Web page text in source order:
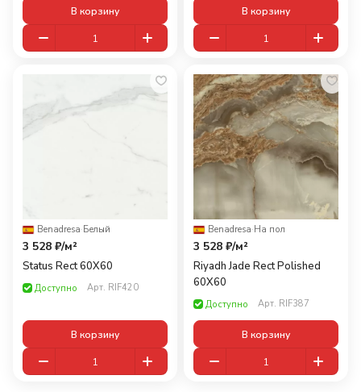
В корзину В корзину
Benadresa·Белый
3 528 ₽/м²
Status Rect 60X60
Доступно Арт. RIF420
В корзину
Benadresa·На пол
3 528 ₽/м²
Riyadh Jade Rect Polished
60X60
Доступно Арт. RIF387
В корзину